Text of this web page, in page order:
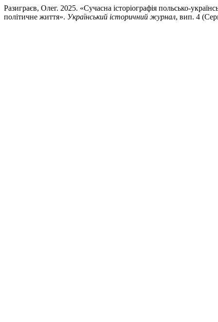
Разиграєв, Олег. 2025. «Сучасна історіографія польсько-
політичне життя». Український історичний журнал, вип. 4